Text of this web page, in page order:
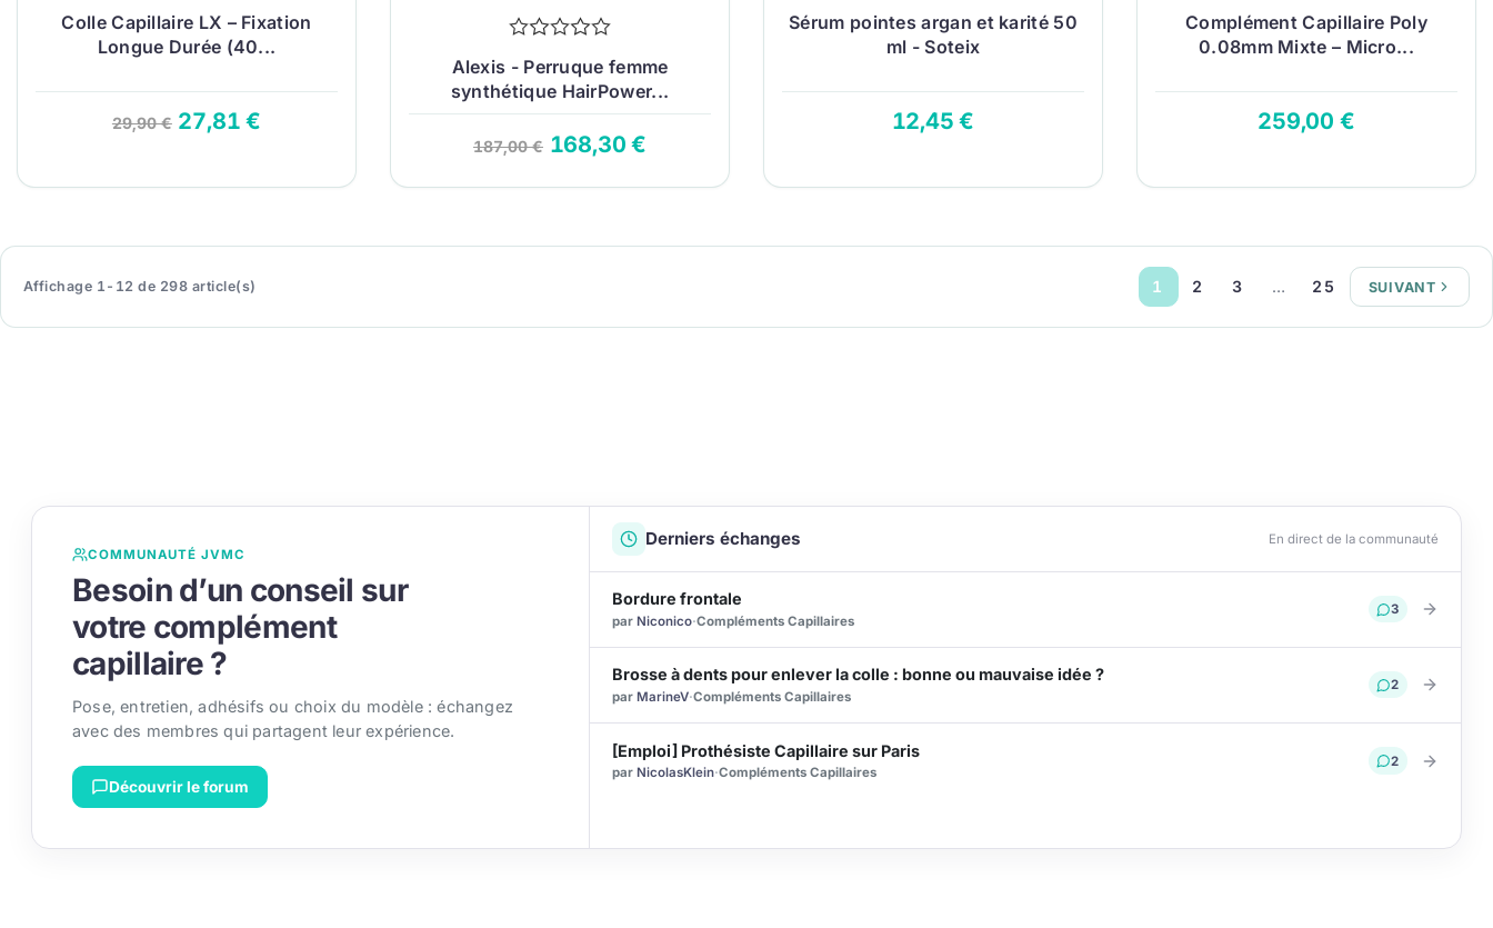
Colle Capillaire LX – Fixation
Longue Durée (40...
29,90 € 27,81 €
Alexis - Perruque femme
synthétique HairPower...
187,00 € 168,30 €
Sérum pointes argan et karité 50
ml - Soteix
12,45 €
Complément Capillaire Poly
0.08mm Mixte – Micro...
259,00 €
Affichage 1-12 de 298 article(s) 1 2 3 … 25 SUIVANT
COMMUNAUTÉ JVMC
Besoin d’un conseil sur
votre complément
capillaire ?
Pose, entretien, adhésifs ou choix du modèle : échangez
avec des membres qui partagent leur expérience.
Découvrir le forum
Derniers échanges En direct de la communauté
Bordure frontale
par Niconico·Compléments Capillaires
3
Brosse à dents pour enlever la colle : bonne ou mauvaise idée ?
par MarineV·Compléments Capillaires
2
[Emploi] Prothésiste Capillaire sur Paris
par NicolasKlein·Compléments Capillaires
2